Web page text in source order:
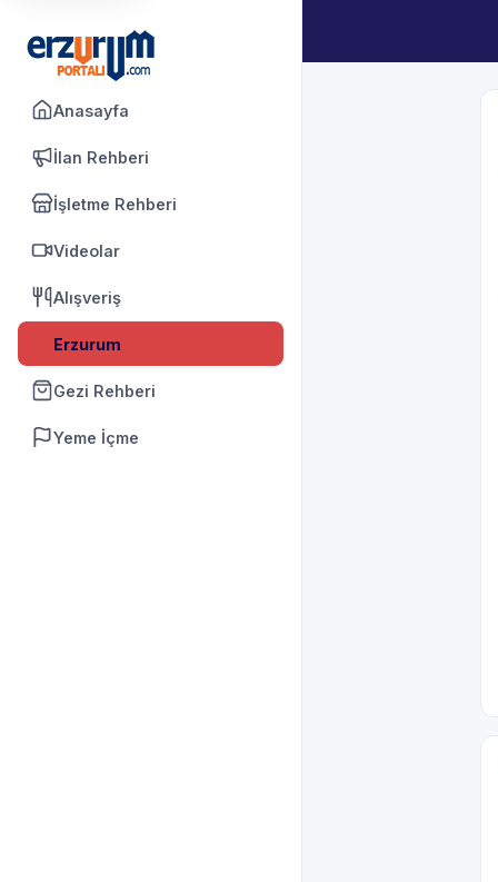
Anasayfa
İlan Rehberi
İşletme Rehberi
Videolar
Alışveriş
Erzurum
Gezi Rehberi
Yeme İçme